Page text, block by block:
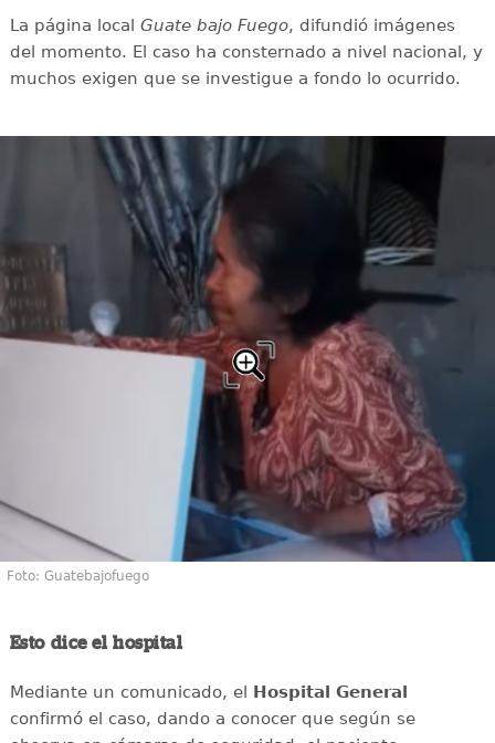
La página local Guate bajo Fuego, difundió imágenes
del momento. El caso ha consternado a nivel nacional, y
muchos exigen que se investigue a fondo lo ocurrido.
Foto: Guatebajofuego
Esto dice el hospital
Mediante un comunicado, el Hospital General
confirmó el caso, dando a conocer que según se